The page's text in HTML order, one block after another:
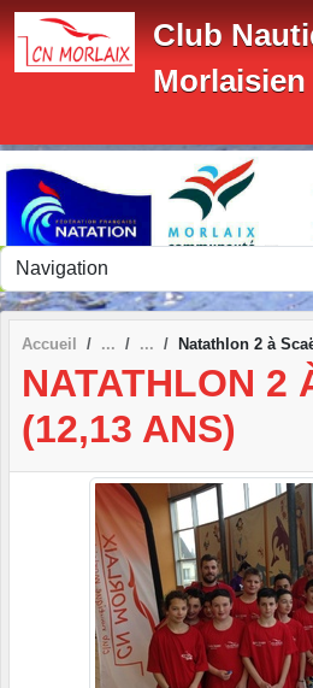
Club
Morlaisien
Accueil Natathlon 2 à
NATATHLON 2
(12,13 ANS)
Panneau de gestion des cookies